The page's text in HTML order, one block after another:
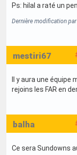
Ps: hilal a raté un
Dernière modification
mestiri67
Il y aura une
rejoins les FAR en
balha
Ce sera Sundowns